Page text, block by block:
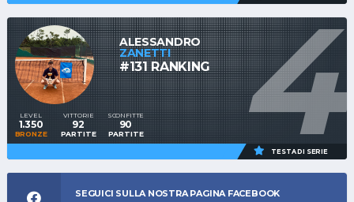
4
ALESSANDRO
ZANETTI
#131 RANKING
LEVEL
1.350
BRONZE
VITTORIE
92
PARTITE
SCONFITTE
90
PARTITE
TESTA DI SERIE
SEGUICI SULLA NOSTRA PAGINA FACEBOOK